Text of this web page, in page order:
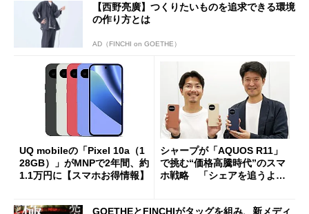
【西野亮廣】つくりたいものを追求できる環境
の作り方とは
AD（FINCHI on GOETHE）
UQ mobileの「Pixel 10a（1
28GB）」がMNPで2年間、約
1.1万円に【スマホお得情報】
シャープが「AQUOS R11」
で挑む“価格高騰時代”のスマ
ホ戦略 「シェアを追うより
GOETHEとFINCHIがタッグを組み、新メディ